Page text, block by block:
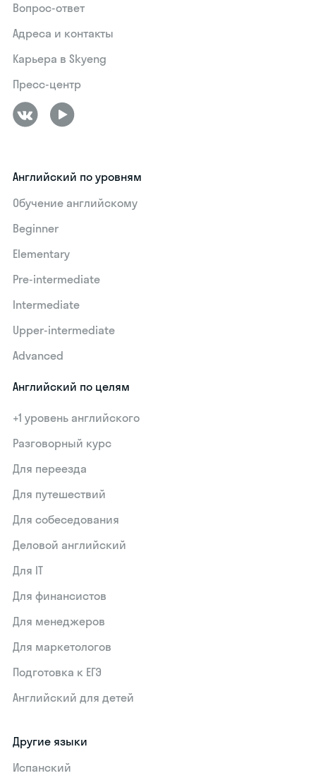
Вопрос-ответ
Адреса и контакты
Карьера в Skyeng
Пресс-центр
Английский по уровням
Обучение английскому
Beginner
Elementary
Pre-intermediate
Intermediate
Upper-intermediate
Advanced
Английский по целям
+1 уровень английского
Разговорный курс
Для переезда
Для путешествий
Для собеседования
Деловой английский
Для IT
Для финансистов
Для менеджеров
Для маркетологов
Подготовка к ЕГЭ
Английский для детей
Другие языки
Испанский